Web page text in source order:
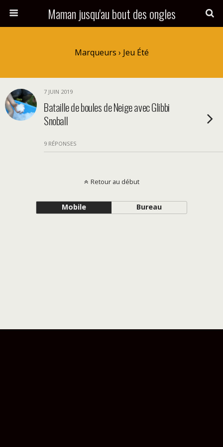
Maman jusqu'au bout des ongles
Marqueurs › Jeu Été
7 JUIN 2019
Bataille de boules de Neige avec Glibbi
Snoball
9 RÉPONSES
Retour au début
Mobile Bureau